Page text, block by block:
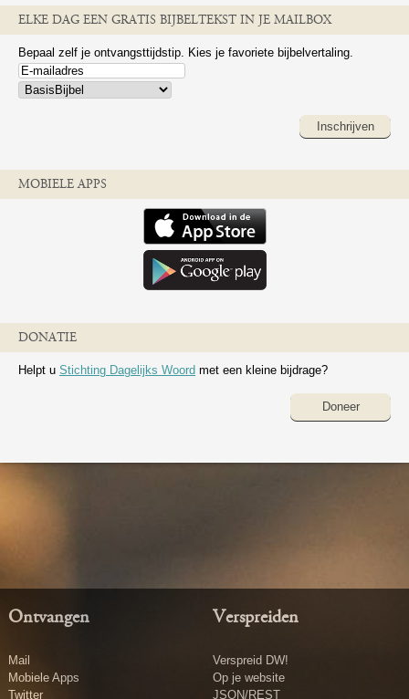
ELKE DAG EEN GRATIS BIJBELTEKST IN JE MAILBOX
Bepaal zelf je ontvangsttijdstip. Kies je favoriete bijbelvertaling.
Inschrijven
MOBIELE APPS
DONATIE
Helpt u Stichting Dagelijks Woord met een kleine bijdrage?
Doneer
Ontvangen
Mail
Mobiele Apps
Twitter
Verspreiden
Verspreid DW!
Op je website
JSON/REST